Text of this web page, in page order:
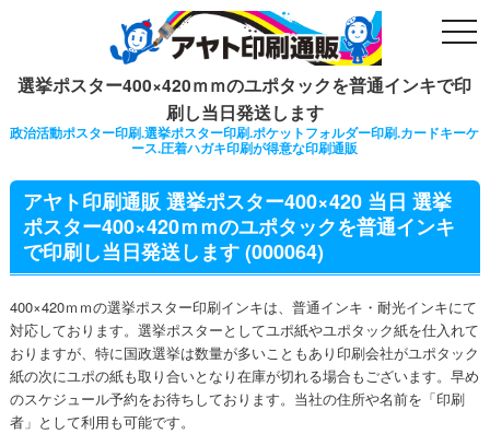
選挙ポスター400×420ｍｍのユポタックを普通インキで印
刷し当日発送します
政治活動ポスター印刷.選挙ポスター印刷.ポケットフォルダー印刷.カードキーケ
ース.圧着ハガキ印刷が得意な印刷通販
アヤト印刷通販 選挙ポスター400×420 当日 選挙
ポスター400×420ｍｍのユポタックを普通インキ
で印刷し当日発送します (000064)
400×420ｍｍの選挙ポスター印刷インキは、普通インキ・耐光インキにて
対応しております。選挙ポスターとしてユポ紙やユポタック紙を仕入れて
おりますが、特に国政選挙は数量が多いこともあり印刷会社がユポタック
紙の次にユポの紙も取り合いとなり在庫が切れる場合もございます。早め
のスケジュール予約をお待ちしております。当社の住所や名前を「印刷
者」として利用も可能です。